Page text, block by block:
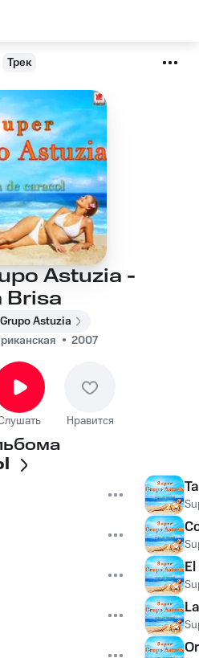
Трек
Astuzia -
Brisa
Astuzia
2007
Нравится